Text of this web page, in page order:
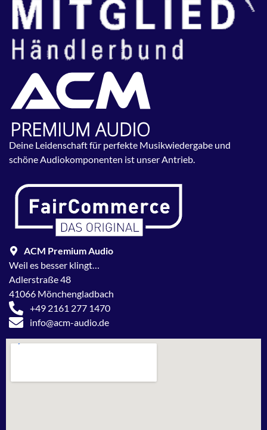
Deine Leidenschaft für perfekte Musikwiedergabe und
schöne Audiokomponenten ist unser Antrieb.
ACM Premium Audio
Weil es besser klingt…
Adlerstraße 48
41066 Mönchengladbach
+49 2161 277 1470
info@acm-audio.de